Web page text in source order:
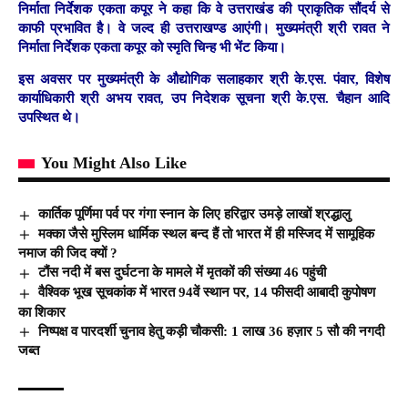
निर्माता निर्देशक एकता कपूर ने कहा कि वे उत्तराखंड की प्राकृतिक सौंदर्य से
काफी प्रभावित है। वे जल्द ही उत्तराखण्ड आएंगी। मुख्यमंत्री श्री रावत ने
निर्माता निर्देशक एकता कपूर को स्मृति चिन्ह भी भेंट किया।
इस अवसर पर मुख्यमंत्री के औद्योगिक सलाहकार श्री के.एस. पंवार, विशेष
कार्याधिकारी श्री अभय रावत, उप निदेशक सूचना श्री के.एस. चैहान आदि
उपस्थित थे।
You Might Also Like
कार्तिक पूर्णिमा पर्व पर गंगा स्नान के लिए हरिद्वार उमड़े लाखों श्रद्धालु
मक्का जैसे मुस्लिम धार्मिक स्थल बन्द हैं तो भारत में ही मस्जिद में सामूहिक
नमाज की जिद क्यों ?
टौंस नदी में बस दुर्घटना के मामले में मृतकों की संख्या 46 पहुंची
वैश्विक भूख सूचकांक में भारत 94वें स्थान पर, 14 फीसदी आबादी कुपोषण
का शिकार
निष्पक्ष व पारदर्शी चुनाव हेतु कड़ी चौकसी: 1 लाख 36 हज़ार 5 सौ की नगदी
जब्त